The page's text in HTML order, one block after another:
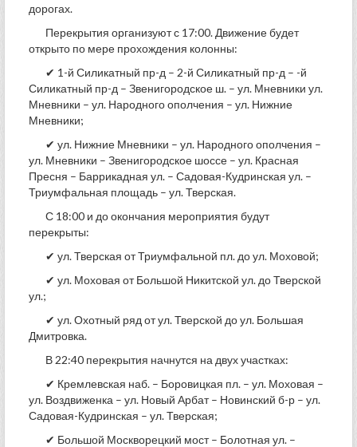
дорогах.
Перекрытия организуют с 17:00. Движение будет
открыто по мере прохождения колонны:
✔ 1-й Силикатный пр-д – 2-й Силикатный пр-д – -й
Силикатный пр-д – Звенигородское ш. – ул. Мневники ул.
Мневники – ул. Народного ополчения – ул. Нижние
Мневники;
✔ ул. Нижние Мневники – ул. Народного ополчения –
ул. Мневники – Звенигородское шоссе – ул. Красная
Пресня – Баррикадная ул. – Садовая-Кудринская ул. –
Триумфальная площадь – ул. Тверская.
С 18:00 и до окончания мероприятия будут
перекрыты:
✔ ул. Тверская от Триумфальной пл. до ул. Моховой;
✔ ул. Моховая от Большой Никитской ул. до Тверской
ул.;
✔ ул. Охотный ряд от ул. Тверской до ул. Большая
Дмитровка.
В 22:40 перекрытия начнутся на двух участках:
✔ Кремлевская наб. – Боровицкая пл. – ул. Моховая –
ул. Воздвиженка – ул. Новый Арбат – Новинский б-р – ул.
Садовая-Кудринская – ул. Тверская;
✔ Большой Москворецкий мост – Болотная ул. –